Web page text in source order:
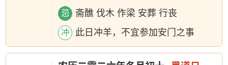
忌 斋醮 伐木 作梁 安葬 行丧
冲 此日冲羊，不宜参加安门之事